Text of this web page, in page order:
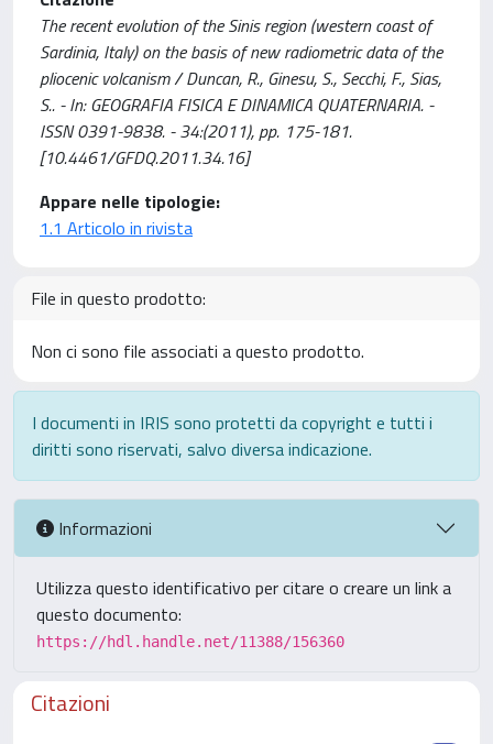
The recent evolution of the Sinis region (western coast of
Sardinia, Italy) on the basis of new radiometric data of the
pliocenic volcanism / Duncan, R., Ginesu, S., Secchi, F., Sias,
S.. - In: GEOGRAFIA FISICA E DINAMICA QUATERNARIA. -
ISSN 0391-9838. - 34:(2011), pp. 175-181.
[10.4461/GFDQ.2011.34.16]
Appare nelle tipologie:
1.1 Articolo in rivista
File in questo prodotto:
Non ci sono file associati a questo prodotto.
I documenti in IRIS sono protetti da copyright e tutti i
diritti sono riservati, salvo diversa indicazione.
Informazioni
Utilizza questo identificativo per citare o creare un link a
questo documento:
https://hdl.handle.net/11388/156360
Citazioni